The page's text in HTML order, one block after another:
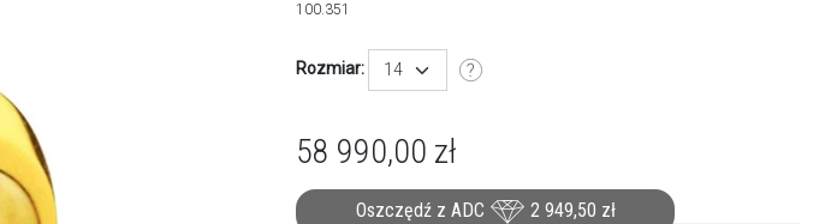
100.351
Rozmiar: 14
58 990,00 zł
Oszczędź z ADC 2 949,50 zł